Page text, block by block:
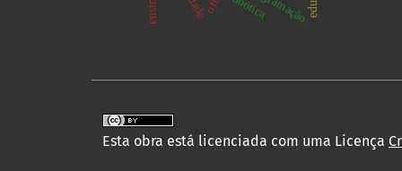
Esta obra está licenciada com uma Licença